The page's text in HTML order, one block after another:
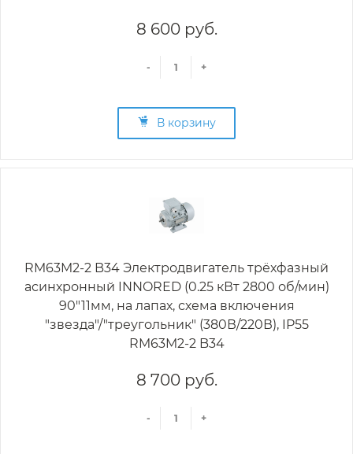
8 600 руб.
- +
В корзину
RM63M2-2 B34 Электродвигатель трёхфазный
асинхронный INNORED (0.25 кВт 2800 об/мин)
90"11мм, на лапах, схема включения
"звезда"/"треугольник" (380В/220В), IP55
RM63M2-2 B34
8 700 руб.
- +